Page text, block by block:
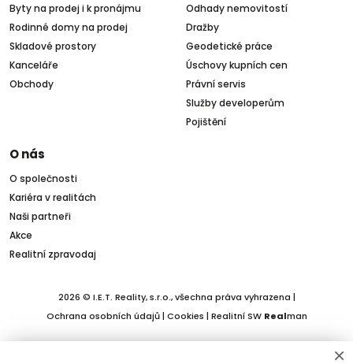
Byty na prodej i k pronájmu
Rodinné domy na prodej
Skladové prostory
Kanceláře
Obchody
Odhady nemovitostí
Dražby
Geodetické práce
Úschovy kupních cen
Právní servis
Služby developerům
Pojištění
O nás
O společnosti
Kariéra v realitách
Naši partneři
Akce
Realitní zpravodaj
2026 © I.E.T. Reality, s.r.o., všechna práva vyhrazena |
Ochrana osobních údajů| Cookies | Realitní SW Realman
×